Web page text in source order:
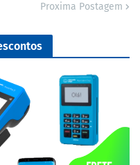
Proxima Postagem